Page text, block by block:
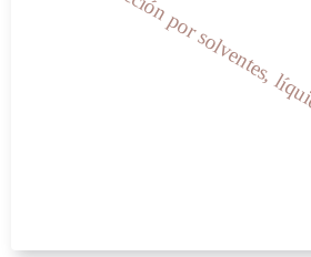
extracción por solventes,